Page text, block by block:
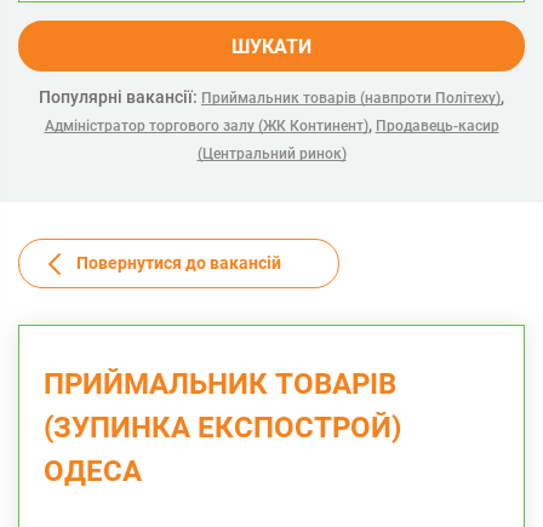
ШУКАТИ
Популярні вакансії: Приймальник товарів (навпроти Політеху),
Адміністратор торгового залу (ЖК Континент), Продавець-касир
(Центральний ринок)
Повернутися до вакансій
ПРИЙМАЛЬНИК ТОВАРІВ
(ЗУПИНКА ЕКСПОСТРОЙ)
ОДЕСА